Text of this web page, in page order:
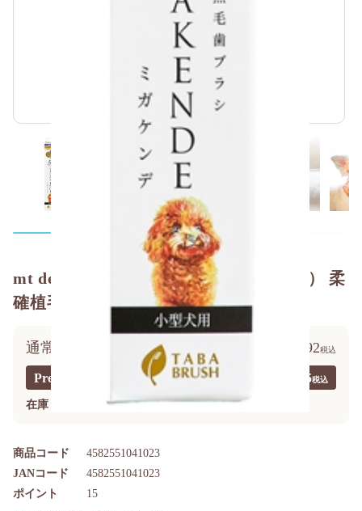
mt designs MIGAKENDE（ミガケンデ） 柔
確植毛 ヤギ＆ウマ 1本
Premium40価格 ￥1,015
通常価格 ￥1,692
在庫 ご注文できます
商品コード 4582551041023
ポイント 15
JANコード 4582551041023